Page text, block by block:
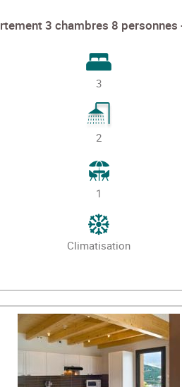
3 chambres 8 personnes
3
2
1
Climatisation